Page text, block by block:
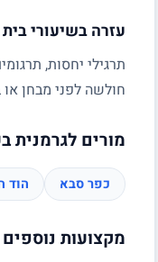
עזרה בשיעורי
תרגילי יחסות,
חולשה לפני מבחן או
מורים לגרמנית
כפר סבא הוד
מקצועות נוספים